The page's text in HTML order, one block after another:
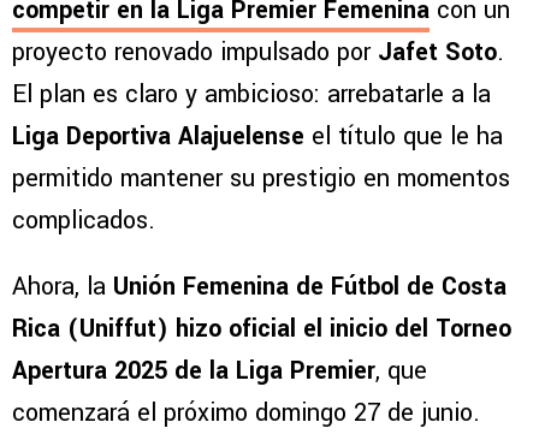
competir en la Liga Premier Femenina con un
proyecto renovado impulsado por Jafet Soto.
El plan es claro y ambicioso: arrebatarle a la
Liga Deportiva Alajuelense el título que le ha
permitido mantener su prestigio en momentos
complicados.
Ahora, la Unión Femenina de Fútbol de Costa
Rica (Uniffut) hizo oficial el inicio del Torneo
Apertura 2025 de la Liga Premier, que
comenzará el próximo domingo 27 de junio.